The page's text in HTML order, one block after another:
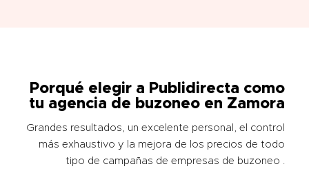
Porqué elegir a Publidirecta como
tu agencia de buzoneo en Zamora
Grandes resultados, un excelente personal, el control
más exhaustivo y la mejora de los precios de todo
tipo de campañas de empresas de buzoneo .